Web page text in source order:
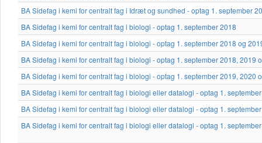
BA Sidefag i kemi for centralt fag i Idræt og sundhed - optag 1. september
BA Sidefag i kemi for centralt fag i biologi - optag 1. september 2018
BA Sidefag i kemi for centralt fag i biologi - optag 1. september 2018 og
BA Sidefag i kemi for centralt fag i biologi - optag 1. september 2018, 2019
BA Sidefag i kemi for centralt fag i biologi - optag 1. september 2019, 2020
BA Sidefag i kemi for centralt fag i biologi eller datalogi - optag 1.
BA Sidefag i kemi for centralt fag i biologi eller datalogi - optag 1.
BA Sidefag i kemi for centralt fag i biologi eller datalogi - optag 1.